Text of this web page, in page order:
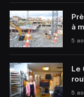
à
5
Le
5